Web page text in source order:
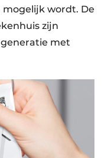
wordt. De
zijn
met